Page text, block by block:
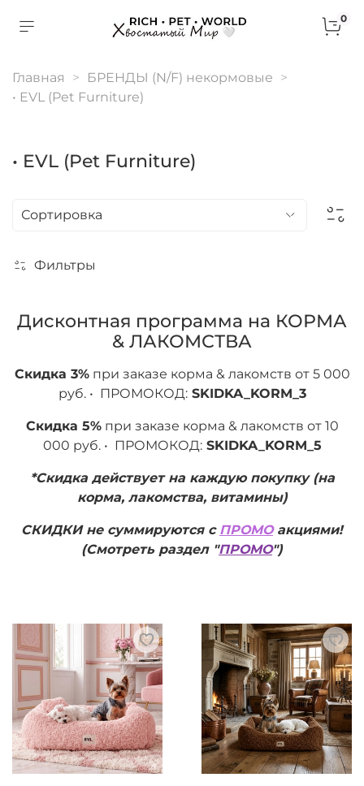
0
Главная
БРЕНДЫ (N/F) некормовые
• EVL (Pet Furniture)
• EVL (Pet Furniture)
Фильтры
Дисконтная программа на КОРМА
& ЛАКОМСТВА
Скидка 3%при заказе корма & лакомств от 5 000
руб. • ПРОМОКОД:SKIDKA_KORM_3
Скидка 5%при заказе корма & лакомств от 10
000 руб. • ПРОМОКОД:SKIDKA_KORM_5
*Скидка действует на каждую покупку (на
корма, лакомства, витамины)
СКИДКИ не суммируются с ПРОМОакциями!
(Смотреть раздел "ПРОМО")